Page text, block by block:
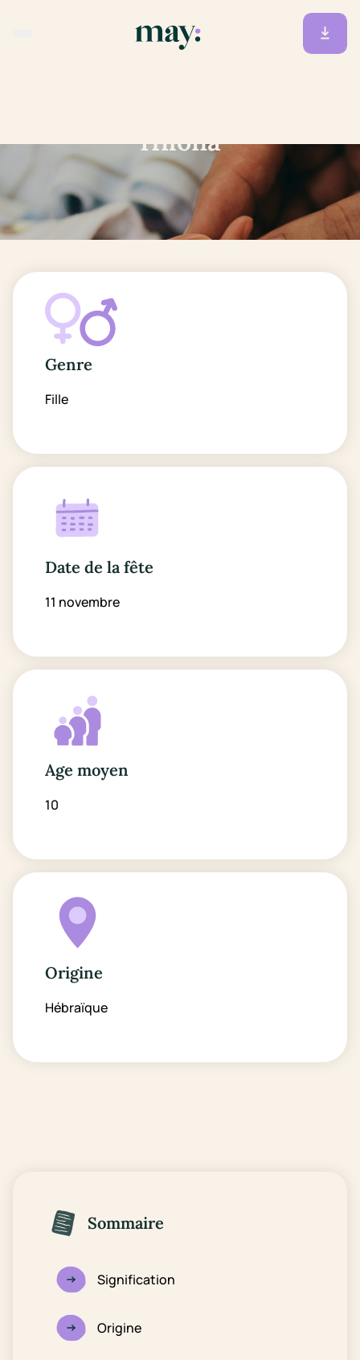
Hilona
Genre
Fille
Date de la fête
11 novembre
Age moyen
10
Origine
Hébraïque
Sommaire
Signification
Origine